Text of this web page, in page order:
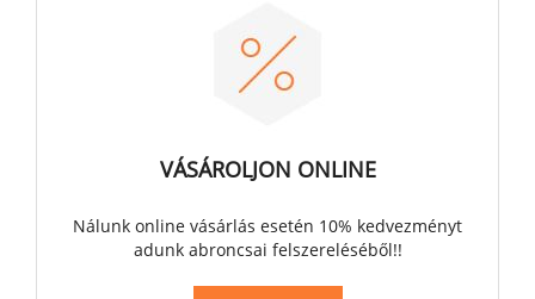
VÁSÁROLJON ONLINE
Nálunk online vásárlás esetén 10% kedvezményt
adunk abroncsai felszereléséből!!